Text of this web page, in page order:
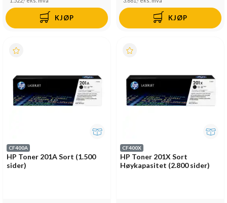
KJØP KJØP
CF400A
HP Toner 201A Sort (1.500
sider)
CF400X
HP Toner 201X Sort
Høykapasitet (2.800 sider)